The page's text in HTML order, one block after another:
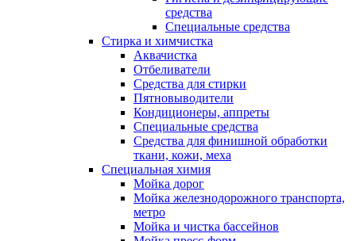
средства
Специальные средства
Стирка и химчистка
Аквачистка
Отбеливатели
Средства для стирки
Пятновыводители
Кондиционеры, аппреты
Специальные средства
Средства для финишной обработки
ткани, кожи, меха
Специальная химия
Мойка дорог
Мойка железнодорожного транспорта,
метро
Мойка и чистка бассейнов